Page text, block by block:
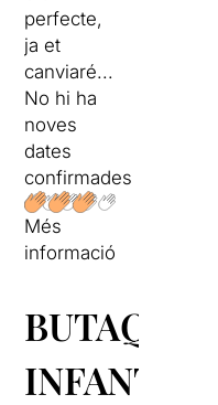
perfecte,
ja et
canviaré...
No hi ha
noves
dates
confirmades
Més
informació
BUTAQUES
INFANTILS